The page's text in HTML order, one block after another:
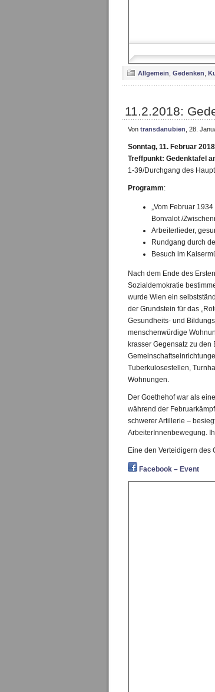
Allgemein Gedenken
11.2.2018:
Von transdanubien , 28.
Sonntag, 11. Februar
Treffpunkt: Gedenktafel
1-39/Durchgang des
Programm:
„Vom Februar
Bonvalot /
Arbeiterlieder,
Rundgang durch
Besuch im
Nach dem Ende des
Sozialdemokratie
wurde Wien ein
der Grundstein für das
Gesundheits- und
menschenwürdige
krasser Gegensatz zu
Tuberkulosestellen,
Wohnungen.
Der Goethehof war als
während der
schwerer Artillerie –
ArbeiterInnenbewegung.
Eine den Verteidigern des
Facebook – Event